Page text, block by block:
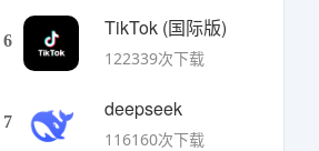
6
TikTok (国际版)
122339次下载
7
deepseek
116160次下载